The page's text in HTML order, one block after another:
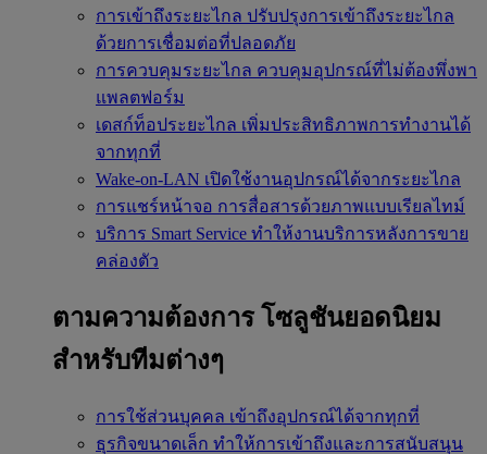
การเข้าถึงระยะไกล ปรับปรุงการเข้าถึงระยะไกล
ด้วยการเชื่อมต่อที่ปลอดภัย
การควบคุมระยะไกล ควบคุมอุปกรณ์ที่ไม่ต้องพึ่งพา
แพลตฟอร์ม
เดสก์ท็อประยะไกล เพิ่มประสิทธิภาพการทำงานได้
จากทุกที่
Wake-on-LAN เปิดใช้งานอุปกรณ์ได้จากระยะไกล
การแชร์หน้าจอ การสื่อสารด้วยภาพแบบเรียลไทม์
บริการ Smart Service ทำให้งานบริการหลังการขาย
คล่องตัว
ตามความต้องการ โซลูชันยอดนิยม
สำหรับทีมต่างๆ
การใช้ส่วนบุคคล เข้าถึงอุปกรณ์ได้จากทุกที่
ธุรกิจขนาดเล็ก ทำให้การเข้าถึงและการสนับสนุน